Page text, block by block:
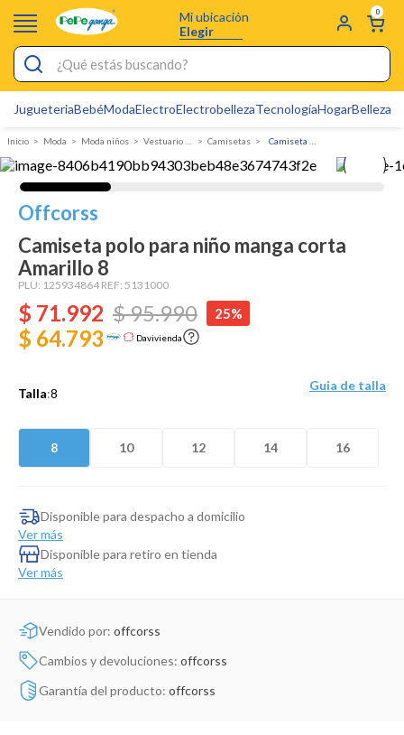
Mi ubicación
Elegir
0
¿Qué estás buscando?
JugueteriaBebéModaElectroElectrobellezaTecnologíaHogarBelleza
Moda Moda niños Vestuario Exterior Niño Camisetas
Offcorss
Camiseta polo para niño manga corta
Amarillo 8
PLU: 125934864 REF: 5131000
$ 71.992 $95.990 25%
$ 64.793 Davivienda
Talla:8
Guia de talla
8 10 12 14 16
Disponible para despacho a domicilio
Ver más
Disponible para retiro en tienda
Ver más
Vendido por: offcorss
Cambios y devoluciones: offcorss
Garantía del producto: offcorss
Pijamas
Electro
Figuras Toy Story
Carters
Silla Mecedora Bebé
Bebes
Cuna Colecho